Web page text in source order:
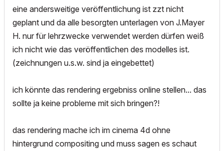
eine andersweitige veröffentlichung ist zzt nicht
geplant und da alle besorgten unterlagen von J.Mayer
H. nur für lehrzwecke verwendet werden dürfen weiß
ich nicht wie das veröffentlichen des modelles ist.
(zeichnungen u.s.w. sind ja eingebettet)
ich könnte das rendering ergebniss online stellen... das
sollte ja keine probleme mit sich bringen?!
das rendering mache ich im cinema 4d ohne
hintergrund compositing und muss sagen es schaut